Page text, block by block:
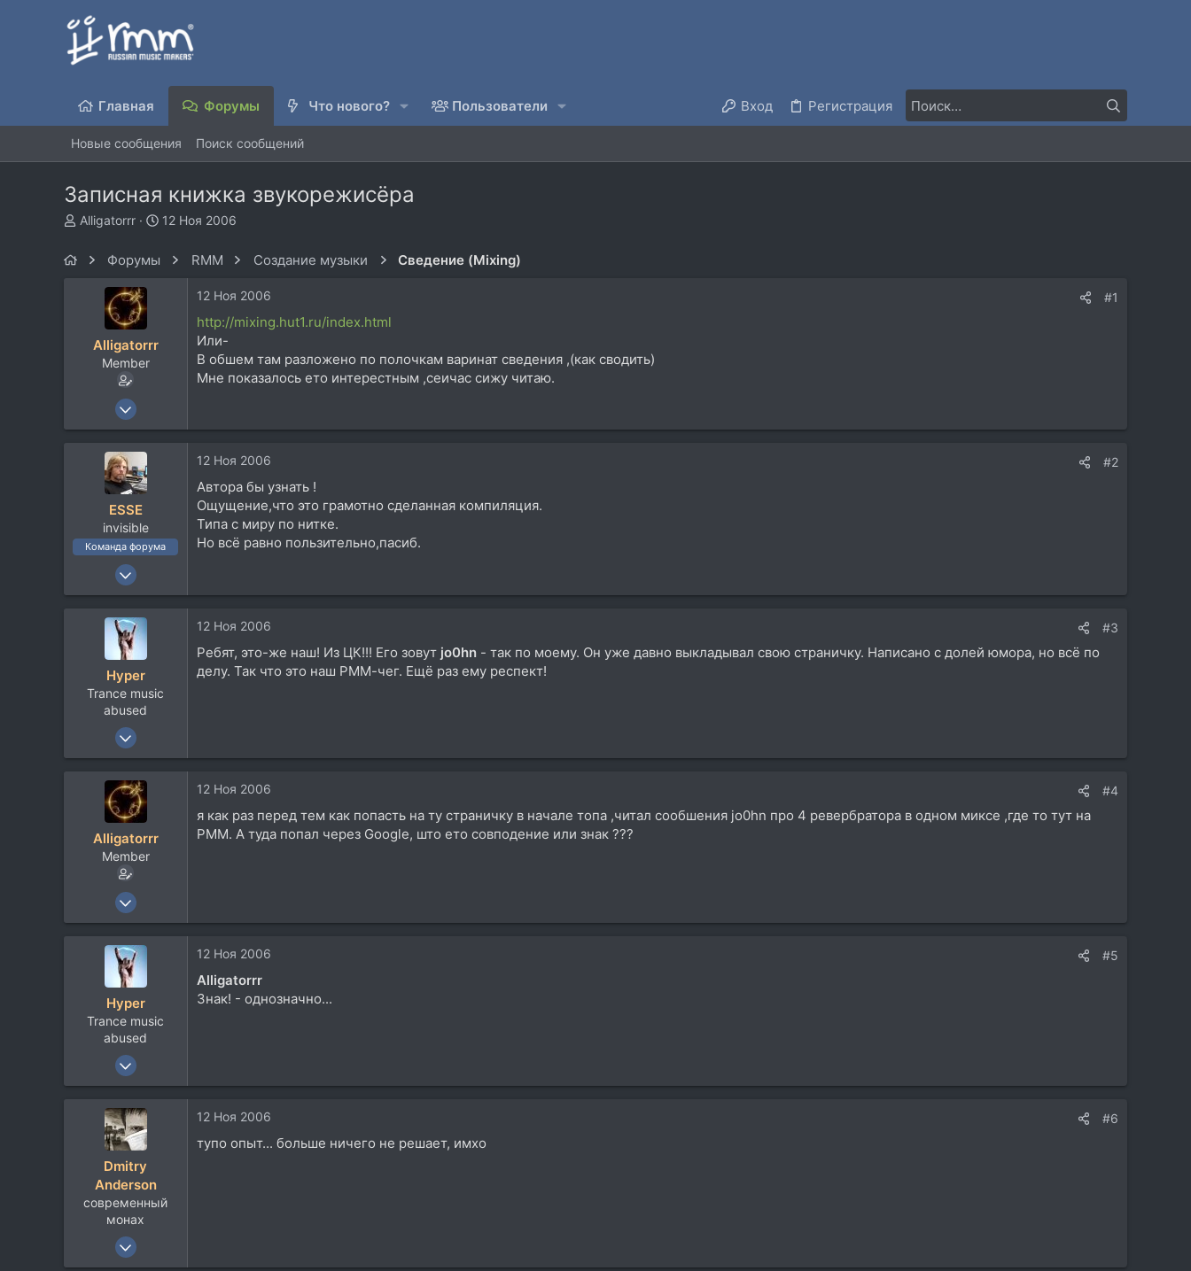
Главная Форумы Что нового? Пользователи Вход Регистрация
Новые сообщения Поиск сообщений
Записная книжка звукорежисёра
А
Alligatorrr
Д
12 Ноя 2006
Форумы RMM Создание музыки Сведение (Mixing)
Alligatorrr
Member
22 Авг 2006
Посетить сайт
12 Ноя 2006 #1
http://mixing.hut1.ru/index.html
Или-
В обшем там разложено по полочкам варинат сведения ,(как сводить)
Мне показалось ето интерестным ,сеичас сижу читаю.
ESSE
invisible
Команда форума
23 Сен 2006
14.171
Москвы
12 Ноя 2006 #2
Автора бы узнать !
Ощущение,что это грамотно сделанная компиляция.
Типа с миру по нитке.
Но всё равно пользительно,пасиб.
Hyper
Trance music
abused
25 Май 2006
Москва
12 Ноя 2006 #3
Ребят, это-же наш! Из ЦК!!! Его зовут jo0hn - так по моему. Он уже давно выкладывал свою страничку. Написано с долей юмора, но всё по
делу. Так что это наш РММ-чег. Ещё раз ему респект!
Alligatorrr
Member
22 Авг 2006
12 Ноя 2006 #4
я как раз перед тем как попасть на ту страничку в начале тoпa ,читал сообшения jo0hn про 4 ревербратора в одном миксе ,где то тут на
РММ. A туда попал через Google, што ето совподение или знак ???
Hyper
Trance music
abused
25 Май 2006
Москва
myspace.com
12 Ноя 2006 #5
Alligatorrr
Знак! - однозначно...
Dmitry
Anderson
современный
монах
8 Окт 2006
12 Ноя 2006 #6
тупо опыт... больше ничего не решает, имхо